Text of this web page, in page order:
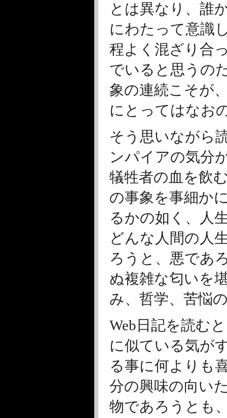
とは異なり、誰
にわたって意識
程よく混ざり合
でいると思うの
象の連続こそが
にとってはなお
そう思いながら
ンパイアの気分
犠牲者の血を飲
の事象を事細か
るかの如く、人
どんな人間の人
ろうと、悪であ
ぬ複雑な匂いを
み、哲学、苦悩
Web日記を読む
に似ている気が
る事に何よりも
分の興味の向い
物であろうとも